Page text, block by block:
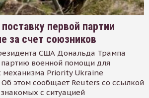
первой партии
за счет союзников
США Дональда Трампа
военной помощи для
Priority Ukraine
этом сообщает Reuters со ссылкой
с ситуацией